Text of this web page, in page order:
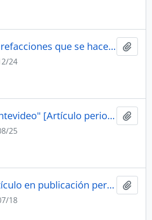
"El Instituto Histórico y el Ministro de Obras Públicas. Con motivo de las refacciones que se hacen en el Cabildo, se formulan advertencias oportunas y previsoras" [Artículo periodístico]
24
"El David de Miguel Ángel enriquece desde hoy el acervo artístico de Montevideo" [Artículo periodístico]
25
''Será celebrado hoy el centenario de la Universidad de la República'' [Artículo en publicación periódica La Mañana. Montevideo, Uruguay]
18